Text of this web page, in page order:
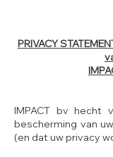
PRIVACY
IMPACT bv hecht
bescherming van
(en dat uw privacy